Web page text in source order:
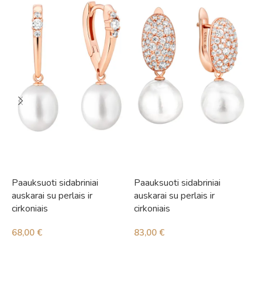
Paauksuoti sidabriniai
auskarai su perlais ir
cirkoniais
68,00 €
Paauksuoti sidabriniai
auskarai su perlais ir
cirkoniais
83,00 €